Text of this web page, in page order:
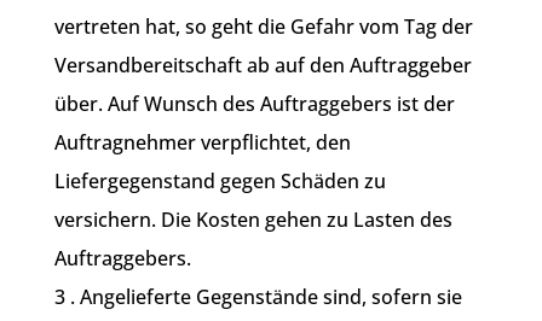
vertreten hat, so geht die Gefahr vom Tag der
Versandbereitschaft ab auf den Auftraggeber
über. Auf Wunsch des Auftraggebers ist der
Auftragnehmer verpflichtet, den
Liefergegenstand gegen Schäden zu
versichern. Die Kosten gehen zu Lasten des
Auftraggebers.
3 . Angelieferte Gegenstände sind, sofern sie